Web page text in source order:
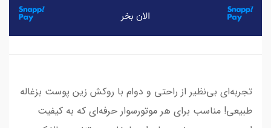
تجربه‌ای بی‌نظیر از راحتی و دوام با روکش زین پوست بزغاله
طبیعی! مناسب برای هر موتورسوار حرفه‌ای که به کیفیت